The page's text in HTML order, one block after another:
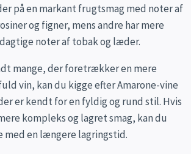
på en markant frugtsmag med noter af
og figner, mens andre har mere
noter af tobak og læder.
mange, der foretrækker en mere
vin, kan du kigge efter Amarone-vine
er kendt for en fyldig og rund stil. Hvis
kompleks og lagret smag, kan du
med en længere lagringstid.